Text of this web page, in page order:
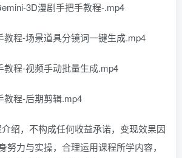
3D漫剧手把手教程-.mp4
教程-场景道具分镜词一键生成.mp4
教程-视频手动批量生成.mp4
教程-后期剪辑.mp4
绍，不构成任何收益承诺，变现效果因
努力与实操，合理运用课程所学内容，